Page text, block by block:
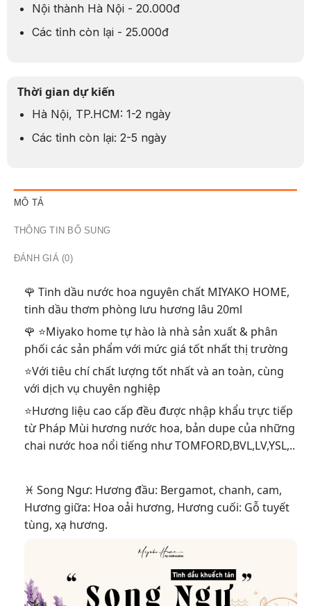
Nội thành Hà Nội - 20.000đ
Các tỉnh còn lại - 25.000đ
Thời gian dự kiến
Hà Nội, TP.HCM: 1-2 ngày
Các tỉnh còn lại: 2-5 ngày
MÔ TẢ
THÔNG TIN BỔ SUNG
ĐÁNH GIÁ (0)
🌹 Tinh dầu nước hoa nguyên chất MIYAKO HOME,
tinh dầu thơm phòng lưu hương lâu 20ml
🌹 ⭐Miyako home tự hào là nhà sản xuất & phân
phối các sản phẩm với mức giá tốt nhất thị trường
⭐Với tiêu chí chất lượng tốt nhất và an toàn, cùng
với dịch vụ chuyên nghiệp
⭐Hương liệu cao cấp đều được nhập khẩu trực tiếp
từ Pháp Mùi hương nước hoa, bản dupe của những
chai nước hoa nổi tiếng như TOMFORD,BVL,LV,YSL,..
♓️ Song Ngư: Hương đầu: Bergamot, chanh, cam,
Hương giữa: Hoa oải hương, Hương cuối: Gỗ tuyết
tùng, xạ hương.